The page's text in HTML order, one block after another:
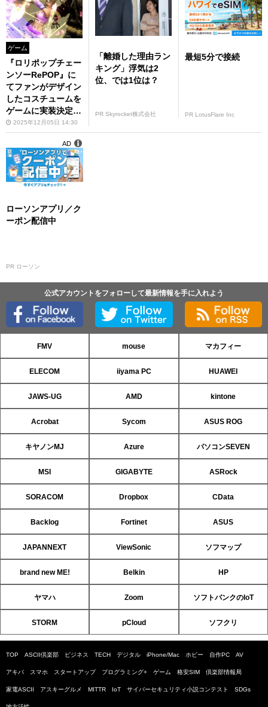
ゲーム
『ロリポップチェー
ンソーRePOP』に
てファンがデザイン
したコスチュームを
ゲームに実装決定！
セールも開催中
2025年12月05日 14:30
「離婚した理由ラン
キング」浮気は2
位、では1位は？
PR Skyrocket株式会社
最短5分で接続
PR LotusFlare Inc
ローソンアプリ／ク
ーポン配信中
PR ローソン
AD
公式アカウントをフォローして最新情報を手に入れよう
FMV mouse マカフィー
ELECOM iiyama PC HUAWEI
JAWS-UG AMD kintone
Acrobat Sycom ASUS ROG
キヤノンMJ Azure パソコンSEVEN
MSI GIGABYTE ASRock
SORACOM Dropbox CData
Backlog Fortinet ASUS
JAPANNEXT ViewSonic ソフマップ
brand new ME! Belkin HP
ヤマハ Zoom ソフトバンクのIoT
STORM pCloud ソフクリ
TOP ASCII倶楽部 ビジネス TECH デジタル iPhone/Mac ホビー 自作PC AV
アキバ スマホ スタートアップ プログラミング+ ゲーム 格安SIM 倶楽部情報局
家電ASCII アスキーグルメ MITTR IoT サイバーセキュリティ小説コンテスト SDGs